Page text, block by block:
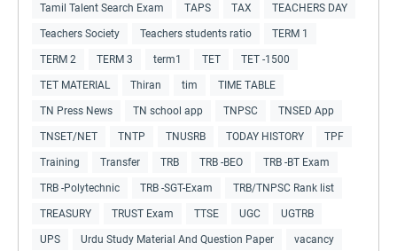
Tamil Talent Search Exam TAPS TAX TEACHERS DAY
Teachers Society Teachers students ratio TERM 1
TERM 2 TERM 3 term1 TET TET -1500
TET MATERIAL Thiran tim TIME TABLE
TN Press News TN school app TNPSC TNSED App
TNSET/NET TNTP TNUSRB TODAY HISTORY TPF
Training Transfer TRB TRB -BEO TRB -BT Exam
TRB -Polytechnic TRB -SGT-Exam TRB/TNPSC Rank list
TREASURY TRUST Exam TTSE UGC UGTRB
UPS Urdu Study Material And Question Paper vacancy